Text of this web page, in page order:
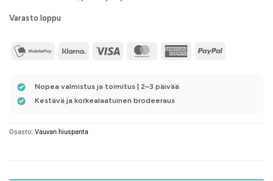
Varasto loppu
mobilepay2 Klarna Visa MasterCard AmericanPayPal
Nopea valmistus ja toimitus | 2–3 päivää
Kestävä ja korkealaatuinen brodeeraus
Osasto: Vauvan hiuspanta